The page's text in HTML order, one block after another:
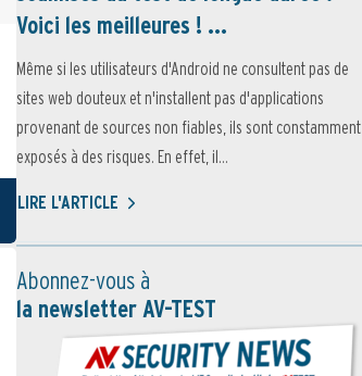
Voici les meilleures ! ...
Même si les utilisateurs d'Android ne consultent pas de
sites web douteux et n'installent pas d'applications
provenant de sources non fiables, ils sont constamment
exposés à des risques. En effet, il...
LIRE L'ARTICLE
Abonnez-vous à
la newsletter AV-TEST